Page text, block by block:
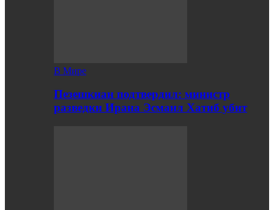
В Мире
Пезешкиан подтвердил: министр
разведки Ирана Эсмаил Хатиб убит